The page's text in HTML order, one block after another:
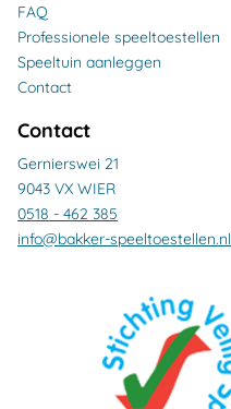
FAQ
Professionele speeltoestellen
Speeltuin aanleggen
Contact
Contact
Gernierswei 21
9043 VX WIER
0518 - 462 385
info@bakker-speeltoestellen.nl